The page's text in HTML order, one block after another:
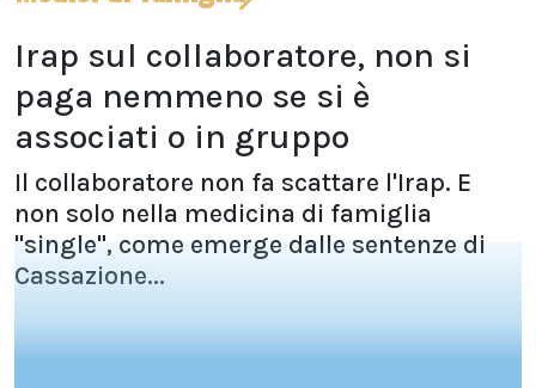
Irap sul collaboratore, non si
paga nemmeno se si è
associati o in gruppo
Il collaboratore non fa scattare l'Irap. E
non solo nella medicina di famiglia
"single", come emerge dalle sentenze di
Cassazione...